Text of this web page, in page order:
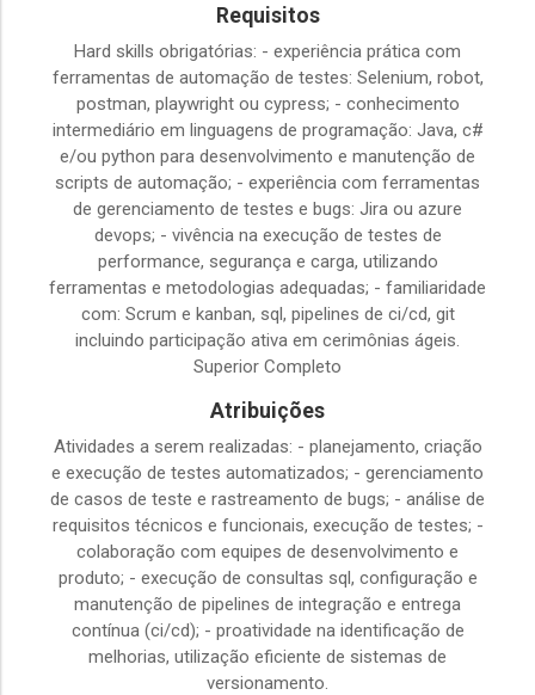
Requisitos
Hard skills obrigatórias: - experiência prática com
ferramentas de automação de testes: Selenium, robot,
postman, playwright ou cypress; - conhecimento
intermediário em linguagens de programação: Java, c#
e/ou python para desenvolvimento e manutenção de
scripts de automação; - experiência com ferramentas
de gerenciamento de testes e bugs: Jira ou azure
devops; - vivência na execução de testes de
performance, segurança e carga, utilizando
ferramentas e metodologias adequadas; - familiaridade
com: Scrum e kanban, sql, pipelines de ci/cd, git
incluindo participação ativa em cerimônias ágeis.
Superior Completo
Atribuições
Atividades a serem realizadas: - planejamento, criação
e execução de testes automatizados; - gerenciamento
de casos de teste e rastreamento de bugs; - análise de
requisitos técnicos e funcionais, execução de testes; -
colaboração com equipes de desenvolvimento e
produto; - execução de consultas sql, configuração e
manutenção de pipelines de integração e entrega
contínua (ci/cd); - proatividade na identificação de
melhorias, utilização eficiente de sistemas de
versionamento.